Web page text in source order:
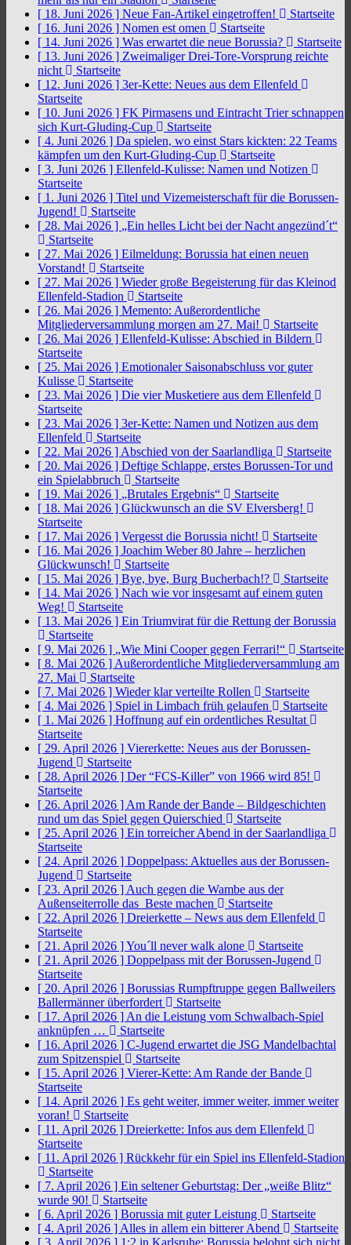
[ 18. Juni 2026 ] Neue Fan-Artikel eingetroffen!
Startseite
[ 16. Juni 2026 ] Nomen est omen
Startseite
[ 14. Juni 2026 ] Was erwartet die neue Borussia?
Startseite
[ 13. Juni 2026 ] Zweimaliger Drei-Tore-Vorsprung reichte
nicht
Startseite
[ 12. Juni 2026 ] 3er-Kette: Neues aus dem Ellenfeld
Startseite
[ 10. Juni 2026 ] FK Pirmasens und Eintracht Trier schnappen
sich Kurt-Gluding-Cup
Startseite
[ 4. Juni 2026 ] Da spielen, wo einst Stars kickten: 22 Teams
kämpfen um den Kurt-Gluding-Cup
Startseite
[ 3. Juni 2026 ] Ellenfeld-Kulisse: Namen und Notizen
Startseite
[ 1. Juni 2026 ] Titel und Vizemeisterschaft für die Borussen-
Jugend!
Startseite
[ 28. Mai 2026 ] „Ein helles Licht bei der Nacht angezünd´t“
Startseite
[ 27. Mai 2026 ] Eilmeldung: Borussia hat einen neuen
Vorstand!
Startseite
[ 27. Mai 2026 ] Wieder große Begeisterung für das Kleinod
Ellenfeld-Stadion
Startseite
[ 26. Mai 2026 ] Memento: Außerordentliche
Mitgliederversammlung morgen am 27. Mai!
Startseite
[ 26. Mai 2026 ] Ellenfeld-Kulisse: Abschied in Bildern
Startseite
[ 25. Mai 2026 ] Emotionaler Saisonabschluss vor guter
Kulisse
Startseite
[ 23. Mai 2026 ] Die vier Musketiere aus dem Ellenfeld
Startseite
[ 23. Mai 2026 ] 3er-Kette: Namen und Notizen aus dem
Ellenfeld
Startseite
[ 22. Mai 2026 ] Abschied von der Saarlandliga
Startseite
[ 20. Mai 2026 ] Deftige Schlappe, erstes Borussen-Tor und
ein Spielabbruch
Startseite
[ 19. Mai 2026 ] „Brutales Ergebnis“
Startseite
[ 18. Mai 2026 ] Glückwunsch an die SV Elversberg!
Startseite
[ 17. Mai 2026 ] Vergesst die Borussia nicht!
Startseite
[ 16. Mai 2026 ] Joachim Weber 80 Jahre – herzlichen
Glückwunsch!
Startseite
[ 15. Mai 2026 ] Bye, bye, Burg Bucherbach!?
Startseite
[ 14. Mai 2026 ] Nach wie vor insgesamt auf einem guten
Weg!
Startseite
[ 13. Mai 2026 ] Ein Triumvirat für die Rettung der Borussia
Startseite
[ 9. Mai 2026 ] „Wie Mini Cooper gegen Ferrari!“
Startseite
[ 8. Mai 2026 ] Außerordentliche Mitgliederversammlung am
27. Mai
Startseite
[ 7. Mai 2026 ] Wieder klar verteilte Rollen
Startseite
[ 4. Mai 2026 ] Spiel in Limbach früh gelaufen
Startseite
[ 1. Mai 2026 ] Hoffnung auf ein ordentliches Resultat
Startseite
[ 29. April 2026 ] Viererkette: Neues aus der Borussen-
Jugend
Startseite
[ 28. April 2026 ] Der “FCS-Killer” von 1966 wird 85!
Startseite
[ 26. April 2026 ] Am Rande der Bande – Bildgeschichten
rund um das Spiel gegen Quierschied
Startseite
[ 25. April 2026 ] Ein torreicher Abend in der Saarlandliga
Startseite
[ 24. April 2026 ] Doppelpass: Aktuelles aus der Borussen-
Jugend
Startseite
[ 23. April 2026 ] Auch gegen die Wambe aus der
Außenseiterrolle das Beste machen
Startseite
[ 22. April 2026 ] Dreierkette – News aus dem Ellenfeld
Startseite
[ 21. April 2026 ]You´ll never walk alone
Startseite
[ 21. April 2026 ] Doppelpass mit der Borussen-Jugend
Startseite
[ 20. April 2026 ] Borussias Rumpftruppe gegen Ballweilers
Ballermänner überfordert
Startseite
[ 17. April 2026 ] An die Leistung vom Schwalbach-Spiel
anknüpfen …
Startseite
[ 16. April 2026 ] C-Jugend erwartet die JSG Mandelbachtal
zum Spitzenspiel
Startseite
[ 15. April 2026 ] Vierer-Kette: Am Rande der Bande
Startseite
[ 14. April 2026 ] Es geht weiter, immer weiter, immer weiter
voran!
Startseite
[ 11. April 2026 ] Dreierkette: Infos aus dem Ellenfeld
Startseite
[ 11. April 2026 ] Rückkehr für ein Spiel ins Ellenfeld-Stadion
Startseite
[ 7. April 2026 ] Ein seltener Geburtstag: Der „weiße Blitz“
wurde 90!
Startseite
[ 6. April 2026 ] Borussia mit guter Leistung
Startseite
[ 4. April 2026 ] Alles in allem ein bitterer Abend
Startseite
[ 3. April 2026 ] 1:2 in Karlsruhe: Borussia belohnt sich nicht